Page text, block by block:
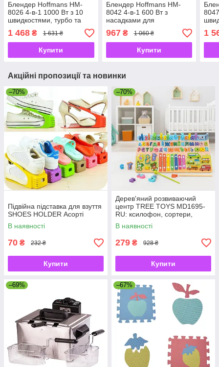
Блендер Hoffmans HM-
8026 4-в-1 1000 Вт з 10
швидкостями, турбо та
насадками для
подрібнення та збивання
1 468 ₴ 1 631 ₴
Купити
Блендер Hoffmans HM-
8042 4-в-1 600 Вт з
насадками для
подрібнення, змішування
та збивання
967₴ 1 060 ₴
Купити
1
Акційні пропозиції та новинки
–70%
Підвійна підставка для взуття
SHOES HOLDER Асорті
В наявності
70 ₴ 232 ₴
Купити
–70%
Дерев'яний розвиваючий
центр TREE TOYS MD1695-
RU: ксилофон, сортери,
рибальство, 10 рибок
В наявності
279 ₴ 928 ₴
Купити
–69% –67%